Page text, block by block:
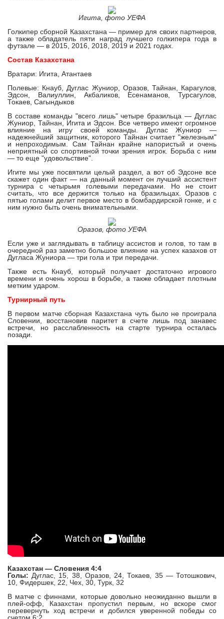
Игита, фото УЕФА
Голкипер сборной Казахстана — пример для своих партнеров,
а также обладатель пяти наград лучшего голкипера года в
футзале — в 2015, 2016, 2018, 2019 и 2021 годах.
Состав Казахстана
Вратари: Игита, Атантаев
Полевые: Кнауб, Дуглас Жуниор, Оразов, Тайнан, Карагулов,
Эдсон, Валиуллин, Акбаликов, Есенаманов, Турсагулов,
Токаев, Сагындыков
В составе команды "всего лишь" четыре бразильца — Дуглас
Жуниор, Тайнан, Игита и Эдсон. Все четверо имеют огромное
влияние на игру своей команды. Дуглас Жуниор —
надежнейший защитник, которого Тайнан считает "железным"
и непроходимым. Сам Тайнан крайне напористый и очень
неприятный со спортивной точки зрения игрок. Борьба с ним
— то еще "удовольствие".
Игите мы уже посвятили целый раздел, а вот об Эдсоне все
скажет один факт — на данный момент он лучший ассистент
турнира с четырьмя голевыми передачами. Но не стоит
считать, что все держится только на бразильцах. Оразов с
пятью голами делит первое место в бомбардирской гонке, и с
ним нужно быть очень внимательными.
Оразов, фото УЕФА
Если уже и заглядывать в таблицу ассистов и голов, то там в
очередной раз заметно большое влияние на успех казахов от
Дугласа Жуниора — три гола и три передачи.
Также есть Кнауб, который получает достаточно игрового
времени и очень хорош в борьбе, а также обладает плотным
метким ударом.
Турнирный путь
В первом матче сборная Казахстана чуть было не проиграла
Словении, восстановив паритет в счете лишь под занавес
встречи, но расслабленность на старте турнира осталась
позади.
Казахстан — Словения 4:4
Голы: Дуглас, 15, 38, Оразов, 24, Токаев, 35 — Тотошкович,
10, Фидершек, 22, Чех, 30, Турк, 32
В матче с финнами, которые довольно неожиданно вышли в
плей-офф, Казахстан пропустил первым, но вскоре смог
перевернуть ход встречи и добился уверенной победы со